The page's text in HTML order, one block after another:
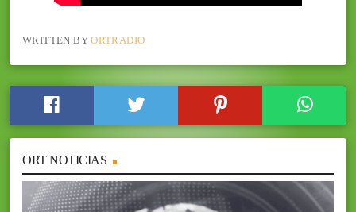
WRITTEN BYORTRADIO
ORT NOTICIAS